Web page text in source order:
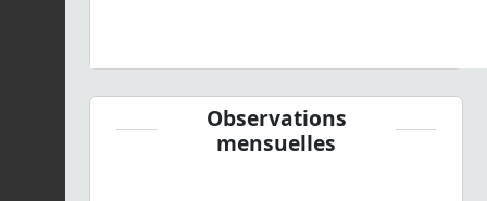
Observations
mensuelles